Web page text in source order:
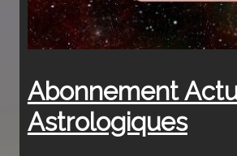
Abonnement
Astrologiques